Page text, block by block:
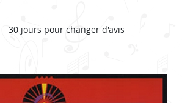
30 jours pour changer d'avis